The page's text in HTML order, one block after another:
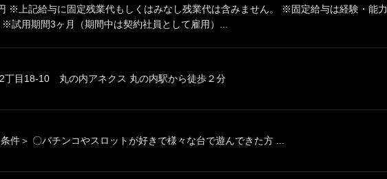
※上記給与に固定残業代もしくはみなし残業代は含みません。 ※固定給与は経験・能力
試用期間3ヶ月（期間中は契約社員として雇用）...
丁目18-10 丸の内アネクス 丸の内駅から徒歩２分
件＞ 〇パチンコやスロットが好きで様々な台で遊んできた方 ...